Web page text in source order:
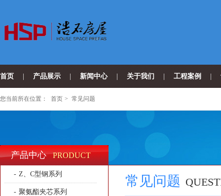
首页 产品展示 新闻中心 关于我们 工程案例
您当前所在位置： 首页 > 常见问题
产品中心 PRODUCT
- Z、C型钢系列
- 聚氨酯夹芯系列
常见问题